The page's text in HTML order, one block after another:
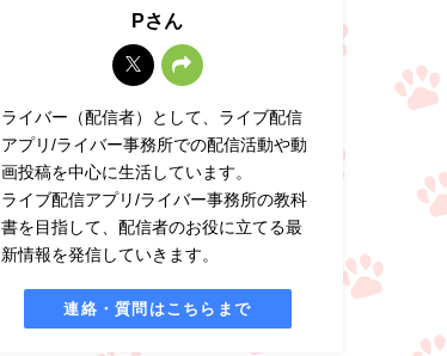
Pさん
ライバー（配信者）として、ライブ配信
アプリ/ライバー事務所での配信活動や動
画投稿を中心に生活しています。
ライブ配信アプリ/ライバー事務所の教科
書を目指して、配信者のお役に立てる最
新情報を発信していきます。
連絡・質問はこちらまで